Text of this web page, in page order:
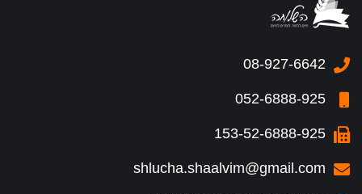
08-927-6642
052-6888-925
153-52-6888-925
shlucha.shaalvim@gmail.com